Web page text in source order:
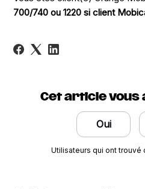
700/740 ou 1220 si client
Cet article vous
Oui
Utilisateurs qui ont trouvé